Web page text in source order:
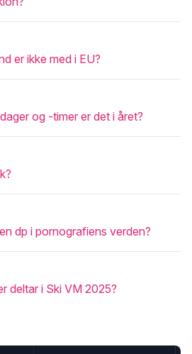
er ikke med i EU?
og -timer er det i året?
dp i pornografiens verden?
deltar i Ski VM 2025?